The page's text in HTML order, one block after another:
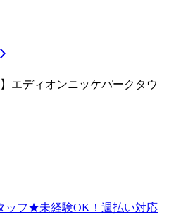
エディオンニッケパークタウ
ッフ★未経験OK！週払い対応